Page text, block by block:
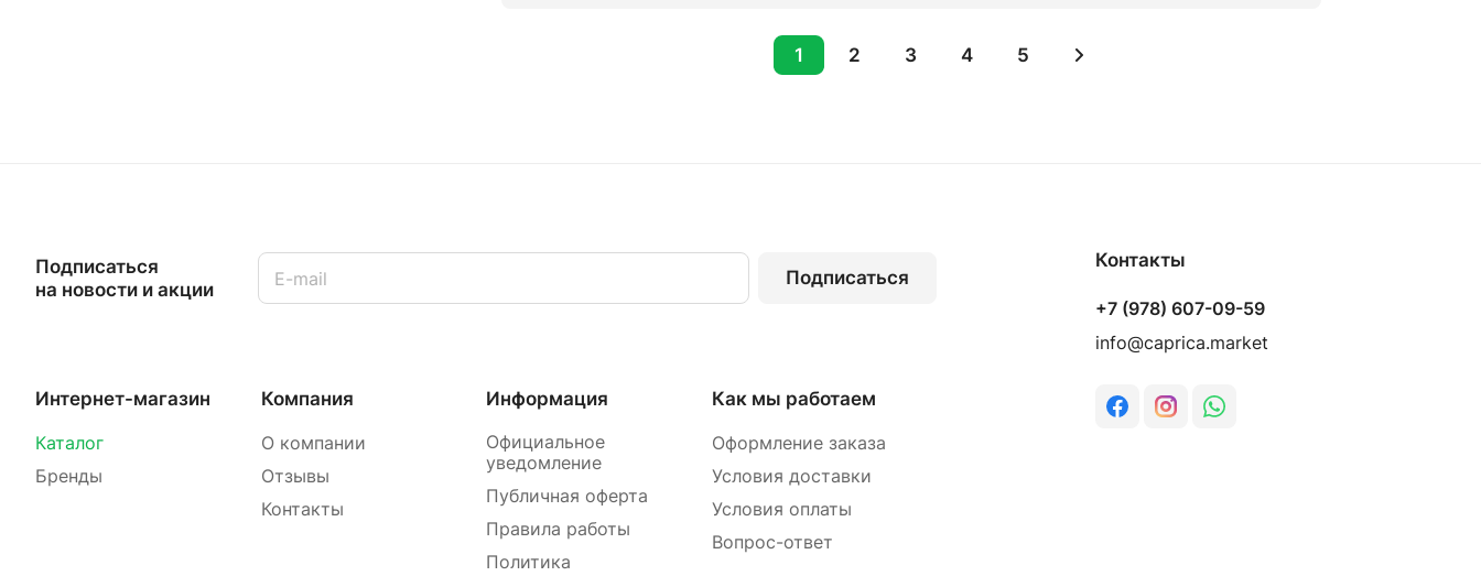
1 2 3 4 5
Подписаться
на новости и акции
Подписаться
Интернет-магазин
Каталог
Бренды
Компания
О компании
Отзывы
Контакты
Информация
Официальное
уведомление
Публичная оферта
Правила работы
Политика
Как мы работаем
Оформление заказа
Условия доставки
Условия оплаты
Вопрос-ответ
Контакты
+7 (978) 607-09-59
info@caprica.market